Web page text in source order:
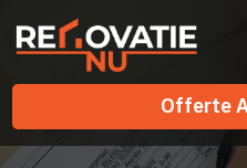
Offerte
Offerte